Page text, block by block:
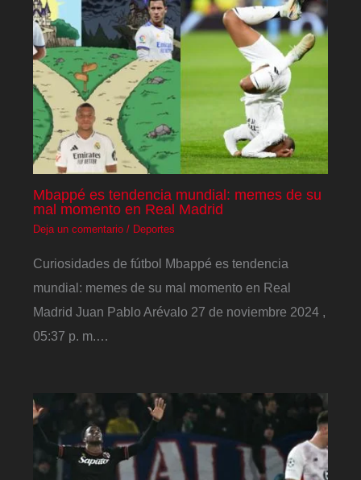
Mbappé es tendencia mundial: memes de su
mal momento en Real Madrid
Deja un comentario / Deportes
Curiosidades de fútbol Mbappé es tendencia
mundial: memes de su mal momento en Real
Madrid Juan Pablo Arévalo 27 de noviembre 2024 ,
05:37 p. m.…